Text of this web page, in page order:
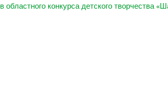
конкурса детского творчества